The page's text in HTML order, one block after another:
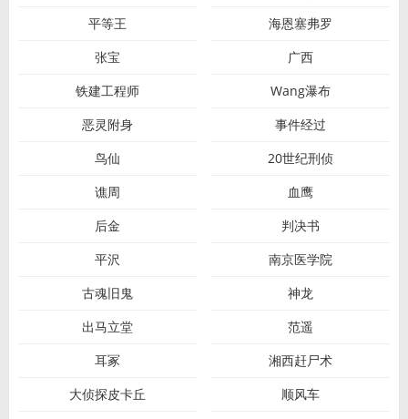
平等王
海恩塞弗罗
张宝
广西
铁建工程师
Wang瀑布
恶灵附身
事件经过
鸟仙
20世纪刑侦
谯周
血鹰
后金
判决书
平沢
南京医学院
古魂旧鬼
神龙
出马立堂
范遥
耳冢
湘西赶尸术
大侦探皮卡丘
顺风车